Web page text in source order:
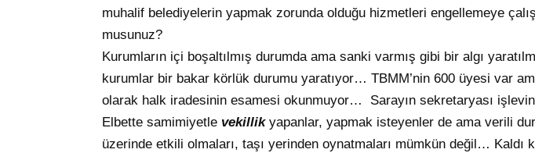
muhalif belediyelerin yapmak zorunda olduğu hizmetleri engellemeye
musunuz?
Kurumların içi boşaltılmış durumda ama sanki varmış gibi bir algı
kurumlar bir bakar körlük durumu yaratıyor… TBMM’nin 600 üyesi var
olarak halk iradesinin esamesi okunmuyor… Sarayın sekretaryası
Elbette samimiyetle vekillik yapanlar, yapmak isteyenler de ama verili
üzerinde etkili olmaları, taşı yerinden oynatmaları mümkün değil… Kaldı